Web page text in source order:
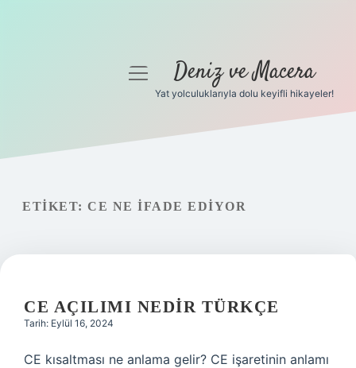
Gizlilik Politikası
menüyüDeniz ve Macera
Yat yolculuklarıyla dolu keyifli hikayeler!
ETIKET: CE NE IFADE EDIYOR
CE AÇILIMI NEDIR TÜRKÇE
Tarih: Eylül 16, 2024
CE kısaltması ne anlama gelir? CE işaretinin anlamı